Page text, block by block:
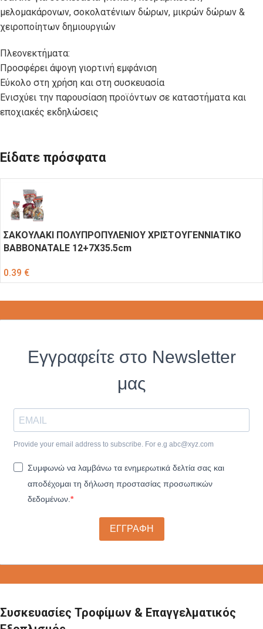
μελομακάρονων, σοκολατένιων δώρων, μικρών δώρων &
χειροποίητων δημιουργιών
Πλεονεκτήματα:
Προσφέρει άψογη γιορτινή εμφάνιση
Εύκολο στη χρήση και στη συσκευασία
Ενισχύει την παρουσίαση προϊόντων σε καταστήματα και
εποχιακές εκδηλώσεις
Είδατε πρόσφατα
ΣΑΚΟΥΛΑΚΙ ΠΟΛΥΠΡΟΠΥΛΕΝΙΟΥ ΧΡΙΣΤΟΥΓΕΝΝΙΑΤΙΚΟ
BABBONATALE 12+7X35.5cm
0.39 €
Εγγραφείτε στο Newsletter
μας
Provide your email address to subscribe. For e.g abc@xyz.com
Συμφωνώ να λαμβάνω τα ενημερωτικά δελτία σας και
αποδέχομαι τη δήλωση προστασίας προσωπικών
δεδομένων.
ΕΓΓΡΑΦΗ
Συσκευασίες Τροφίμων & Επαγγελματικός